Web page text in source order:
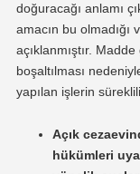
doğuracağı anlamı
amacın bu olmadığı
açıklanmıştır.
boşaltılması
yapılan işlerin
Açık
hükümleri